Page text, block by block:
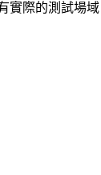
際的測試場